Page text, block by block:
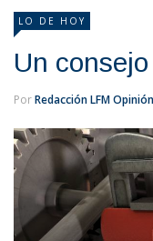
LO DE HOY
Un
PorRedacción LFM Opinión